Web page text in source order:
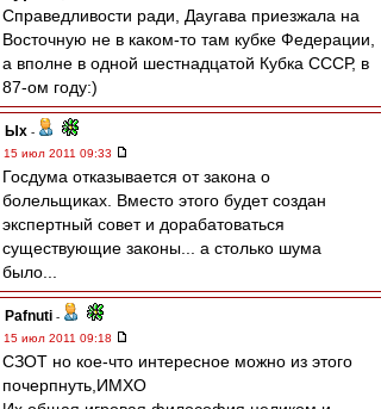
Справедливости ради, Даугава приезжала на
Восточную не в каком-то там кубке Федерации,
а вполне в одной шестнадцатой Кубка СССР, в
87-ом году:)
Ых -
15 июл 2011 09:33
Госдума отказывается от закона о
болельщиках. Вместо этого будет создан
экспертный совет и дорабатоваться
существующие законы... а столько шума
было...
Pafnuti -
15 июл 2011 09:18
СЗОТ но кое-что интересное можно из этого
почерпнуть,ИМХО